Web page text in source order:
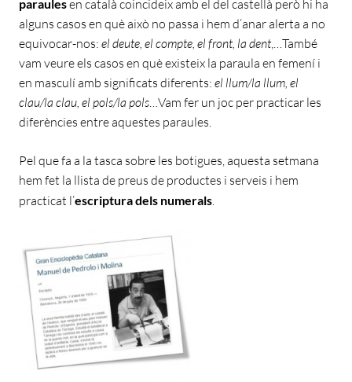
paraulesen català coincideix amb el del castellà però hi ha
alguns casos en què això no passa i hem d’anar alerta a no
equivocar-nos: el deute, el compte, el front, la dent,…També
vam veure els casos en què existeix la paraula en femení i
en masculí amb significats diferents: el llum/la llum, el
clau/la clau, el pols/la pols …Vam fer un joc per practicar les
diferències entre aquestes paraules.
Pel que fa a la tasca sobre les botigues, aquesta setmana
hem fet la llista de preus de productes i serveis i hem
practicat l’escriptura dels numerals